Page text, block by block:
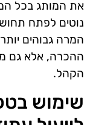
את המותג בכל
נוטים לפתח
המרה גבוהים
ההכרה, אלא גם
הקהל.
שימוש